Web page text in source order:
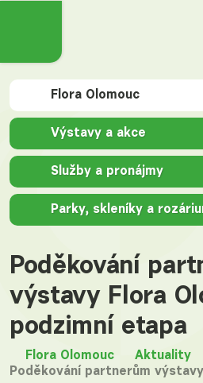
Flora Olomouc
Výstavy a akce
Služby a pronájmy
Parky, skleníky a
Poděkování
výstavy Flora
podzimní etapa
Flora Olomouc
Aktuality
Poděkování partnerům